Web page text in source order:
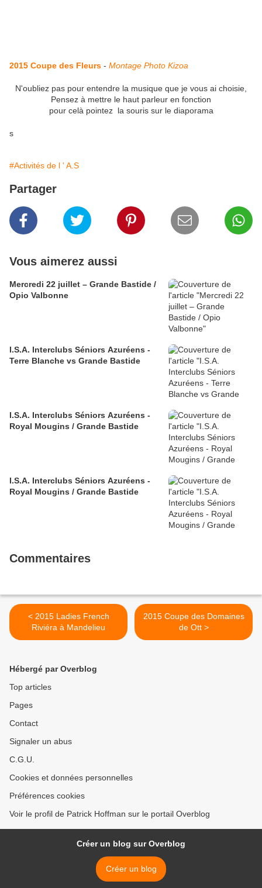
2015 Coupe des Fleurs - Montage Photo Kizoa
N'oubliez pas pour entendre la musique que je vous ai choisie,
Pensez à mettre le haut parleur en fonction
pour celà pointez la souris sur le diaporama
s
#Activités de l ' A.S
Partager
Vous aimerez aussi
Mercredi 22 juillet – Grande Bastide /
Opio Valbonne
I.S.A. Interclubs Séniors Azuréens -
Terre Blanche vs Grande Bastide
I.S.A. Interclubs Séniors Azuréens -
Royal Mougins / Grande Bastide
I.S.A. Interclubs Séniors Azuréens -
Royal Mougins / Grande Bastide
Commentaires
< 2015 Ladies French
Riviéra à Mandelieu
2015 Coupe des Domaines
de Ott >
Hébergé par Overblog
Top articles
Pages
Contact
Signaler un abus
C.G.U.
Cookies et données personnelles
Préférences cookies
Voir le profil de Patrick Hoffman sur le portail Overblog
Créer un blog sur Overblog
Créer un blog